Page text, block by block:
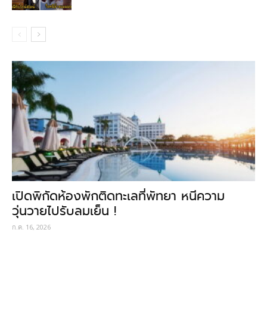
เปิดพิกัดห้องพักติดทะเลที่พัทยา หนีความ
วุ่นวายไปรับลมเย็น !
ก.ค. 16, 2026